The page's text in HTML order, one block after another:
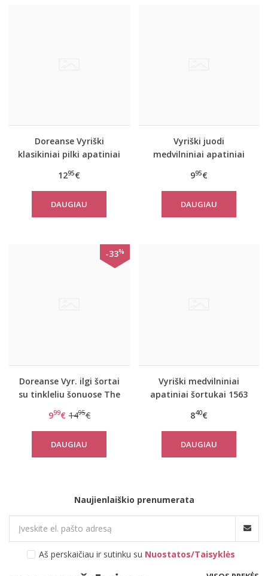
Doreanse Vyriški
klasikiniai pilki apatiniai
1295€
DAUGIAU
Vyriški juodi
medvilniniai apatiniai
995€
DAUGIAU
-33%
Doreanse Vyr. ilgi šortai
su tinkleliu šonuose The
999€ 1495€
DAUGIAU
Vyriški medvilniniai
apatiniai šortukai 1563
840€
DAUGIAU
Naujienlaiškio prenumerata
Aš perskaičiau ir sutinku su Nuostatos/Taisyklės